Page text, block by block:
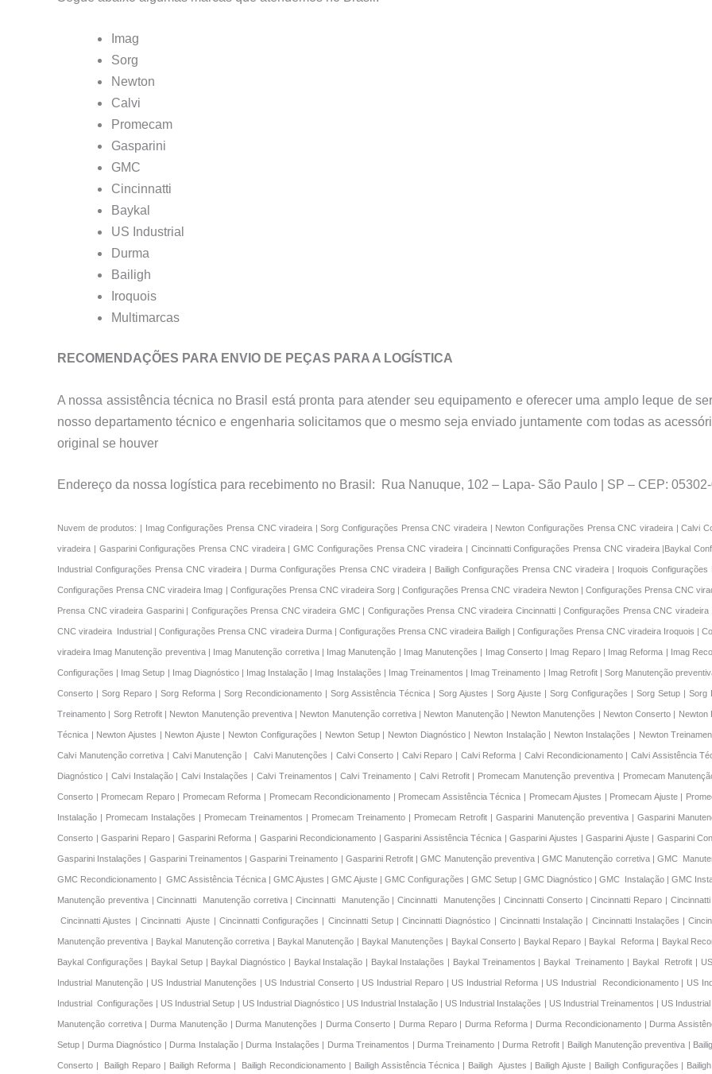
Imag
Sorg
Newton
Calvi
Promecam
Gasparini
GMC
Cincinnatti
Baykal
US Industrial
Durma
Bailigh
Iroquois
Multimarcas
RECOMENDAÇÕES PARA ENVIO DE PEÇAS PARA A LOGÍSTICA
A nossa assistência técnica no Brasil está pronta para atender seu equipamento e oferecer uma amplo leque de
nosso departamento técnico e engenharia solicitamos que o mesmo seja enviado juntamente com todas as
original se houver
Endereço da nossa logística para recebimento no Brasil: Rua Nanuque, 102 – Lapa- São Paulo | SP – CEP:
Nuvem de produtos: | Imag Configurações Prensa CNC viradeira | Sorg Configurações Prensa CNC viradeira | Newton Configurações Prensa CNC viradeira | Calvi Configurações Prensa CNC viradeira | Promecam Configurações Prensa CNC viradeira | Gasparini Configurações Prensa CNC viradeira | GMC Configurações Prensa CNC viradeira | Cincinnatti Configurações Prensa CNC viradeira |Baykal Configurações Prensa CNC viradeira |US Configurações Prensa CNC viradeira | Industrial Configurações Prensa CNC viradeira | Durma Configurações Prensa CNC viradeira | Bailigh Configurações Prensa CNC viradeira | Iroquois Configurações Prensa CNC viradeira | Multimarcas Configurações Prensa CNC viradeira || Configurações Prensa CNC viradeira Imag | Configurações Prensa CNC viradeira Sorg | Configurações Prensa CNC viradeira Newton | Configurações Prensa CNC viradeira Calvi | Configurações Prensa CNC viradeira Promecam | Configurações Prensa CNC viradeira Gasparini | Configurações Prensa CNC viradeira GMC | Configurações Prensa CNC viradeira Cincinnatti | Configurações Prensa CNC viradeira | Baykal | Configurações Prensa CNC viradeira | US | Configurações Prensa CNC viradeira Industrial | Configurações Prensa CNC viradeira Durma | Configurações Prensa CNC viradeira Bailigh | Configurações Prensa CNC viradeira Iroquois | Configurações Prensa CNC viradeira Multimarcas | Configurações Prensa CNC viradeira Imag Manutenção preventiva | Imag Manutenção corretiva | Imag Manutenção | Imag Manutenções | Imag Conserto | Imag Reparo | Imag Reforma | Imag Recondicionamento | Imag Assistência Técnica | Imag Ajustes | Imag Ajuste | Imag Configurações | Imag Setup | Imag Diagnóstico | Imag Instalação | Imag Instalações | Imag Treinamentos | Imag Treinamento | Imag Retrofit | Sorg Manutenção preventiva | Sorg Manutenção corretiva | Sorg Manutenção | Sorg Manutenções | Sorg Conserto | Sorg Reparo | Sorg Reforma | Sorg Recondicionamento | Sorg Assistência Técnica | Sorg Ajustes | Sorg Ajuste | Sorg Configurações | Sorg Setup | Sorg Diagnóstico | Sorg Instalação | Sorg Instalações | Sorg Treinamentos | Sorg Treinamento | Sorg Retrofit | Newton Manutenção preventiva | Newton Manutenção corretiva | Newton Manutenção | Newton Manutenções | Newton Conserto | Newton Reparo | Newton Reforma | Newton Recondicionamento | Newton Assistência Técnica | Newton Ajustes | Newton Ajuste | Newton Configurações | Newton Setup | Newton Diagnóstico | Newton Instalação | Newton Instalações | Newton Treinamentos | Newton Treinamento | Newton Retrofit | Calvi Manutenção preventiva | Calvi Manutenção corretiva | Calvi Manutenção | Calvi Manutenções | Calvi Conserto | Calvi Reparo | Calvi Reforma | Calvi Recondicionamento | Calvi Assistência Técnica | Calvi Ajustes | Calvi Ajuste | Calvi Configurações | Calvi Setup | Calvi Diagnóstico | Calvi Instalação | Calvi Instalações | Calvi Treinamentos | Calvi Treinamento | Calvi Retrofit | Promecam Manutenção preventiva | Promecam Manutenção corretiva | Promecam Manutenção | Promecam Manutenções | Promecam Conserto | Promecam Reparo | Promecam Reforma | Promecam Recondicionamento | Promecam Assistência Técnica | Promecam Ajustes | Promecam Ajuste | Promecam Configurações | Promecam Setup | Promecam Diagnóstico | Promecam Instalação | Promecam Instalações | Promecam Treinamentos | Promecam Treinamento | Promecam Retrofit | Gasparini Manutenção preventiva | Gasparini Manutenção corretiva | Gasparini Manutenção | Gasparini Manutenções | Gasparini Conserto | Gasparini Reparo | Gasparini Reforma | Gasparini Recondicionamento | Gasparini Assistência Técnica | Gasparini Ajustes | Gasparini Ajuste | Gasparini Configurações | Gasparini Setup | Gasparini Diagnóstico | Gasparini Instalação | Gasparini Instalações | Gasparini Treinamentos | Gasparini Treinamento | Gasparini Retrofit | GMC Manutenção preventiva | GMC Manutenção corretiva | GMC Manutenção | GMC Manutenções | GMC Conserto | GMC Reparo | GMC Reforma | GMC Recondicionamento | GMC Assistência Técnica | GMC Ajustes | GMC Ajuste | GMC Configurações | GMC Setup | GMC Diagnóstico | GMC Instalação | GMC Instalações | GMC Treinamentos | GMC Treinamento | GMC Retrofit | Cincinnatti Manutenção preventiva | Cincinnatti Manutenção corretiva | Cincinnatti Manutenção | Cincinnatti Manutenções | Cincinnatti Conserto | Cincinnatti Reparo | Cincinnatti Reforma | Cincinnatti Recondicionamento | Cincinnatti Assistência Técnica | Cincinnatti Ajustes | Cincinnatti Ajuste | Cincinnatti Configurações | Cincinnatti Setup | Cincinnatti Diagnóstico | Cincinnatti Instalação | Cincinnatti Instalações | Cincinnatti Treinamentos | Cincinnatti Treinamento | Cincinnatti Retrofit | Baykal Manutenção preventiva | Baykal Manutenção corretiva | Baykal Manutenção | Baykal Manutenções | Baykal Conserto | Baykal Reparo | Baykal Reforma | Baykal Recondicionamento | Baykal Assistência Técnica | Baykal Ajustes | Baykal Ajuste | Baykal Configurações | Baykal Setup | Baykal Diagnóstico | Baykal Instalação | Baykal Instalações | Baykal Treinamentos | Baykal Treinamento | Baykal Retrofit | US Industrial Manutenção preventiva | US Industrial Manutenção corretiva | US Industrial Manutenção | US Industrial Manutenções | US Industrial Conserto | US Industrial Reparo | US Industrial Reforma | US Industrial Recondicionamento | US Industrial Assistência Técnica | US Industrial Ajustes | US Industrial Ajuste | US Industrial Configurações | US Industrial Setup | US Industrial Diagnóstico | US Industrial Instalação | US Industrial Instalações | US Industrial Treinamentos | US Industrial Treinamento | US Industrial Retrofit | Durma Manutenção preventiva | Durma Manutenção corretiva | Durma Manutenção | Durma Manutenções | Durma Conserto | Durma Reparo | Durma Reforma | Durma Recondicionamento | Durma Assistência Técnica | Durma Ajustes | Durma Ajuste | Durma Configurações | Durma Setup | Durma Diagnóstico | Durma Instalação | Durma Instalações | Durma Treinamentos | Durma Treinamento | Durma Retrofit | Bailigh Manutenção preventiva | Bailigh Manutenção corretiva | Bailigh Manutenção | Bailigh Manutenções | Bailigh Conserto | Bailigh Reparo | Bailigh Reforma | Bailigh Recondicionamento | Bailigh Assistência Técnica | Bailigh Ajustes | Bailigh Ajuste | Bailigh Configurações | Bailigh Setup | Bailigh Diagnóstico | Bailigh Instalação | Bailigh Instalações | Bailigh Treinamentos | Bailigh Treinamento | Bailigh Retrofit | Iroquois Manutenção preventiva | Iroquois Manutenção corretiva | Iroquois Manutenção | Iroquois Manutenções | Iroquois Conserto | Iroquois Reparo | Iroquois Reforma | Iroquois Recondicionamento | Iroquois Assistência Técnica | Iroquois Ajustes | Iroquois Ajuste | Iroquois Configurações | Iroquois Setup | Iroquois Diagnóstico | Iroquois Instalação | Iroquois